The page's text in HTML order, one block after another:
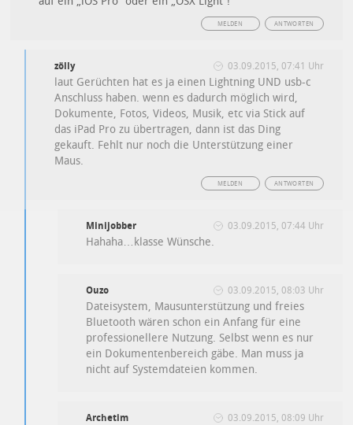
ANTWORTEN
MELDEN
zölly 03.09.2015, 07:41 Uhr
laut Gerüchten hat es ja einen Lightning UND usb-c
Anschluss haben. wenn es dadurch möglich wird,
Dokumente, Fotos, Videos, Musik, etc via Stick auf
das iPad Pro zu übertragen, dann ist das Ding
gekauft. Fehlt nur noch die Unterstützung einer
Maus.
ANTWORTEN
MELDEN
Minijobber 03.09.2015, 07:44 Uhr
Hahaha…klasse Wünsche.
Ouzo 03.09.2015, 08:03 Uhr
Dateisystem, Mausunterstützung und freies
Bluetooth wären schon ein Anfang für eine
professionellere Nutzung. Selbst wenn es nur
ein Dokumentenbereich gäbe. Man muss ja
nicht auf Systemdateien kommen.
Archetim 03.09.2015, 08:09 Uhr